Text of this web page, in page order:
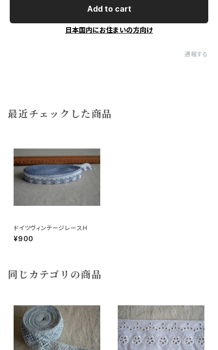
Add to cart
日本国内にお住まいの方向け
通報する
最近チェックした商品
ドイツヴィンテージレースH
¥900
同じカテゴリの商品